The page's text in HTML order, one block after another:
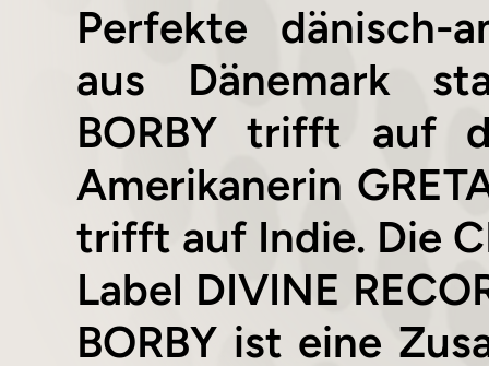
Perfekte dänisch-
aus Dänemark
BORBY trifft auf
Amerikanerin
trifft auf Indie. Die
Label DIVINE
BORBY ist eine